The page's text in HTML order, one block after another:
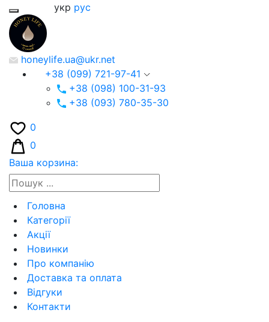
укр рус
honeylife.ua@ukr.net
+38 (099) 721-97-41
+38 (098) 100-31-93
+38 (093) 780-35-30
0
0
Ваша корзина:
Головна
Категорії
Акції
Новинки
Про компанію
Доставка та оплата
Відгуки
Контакти